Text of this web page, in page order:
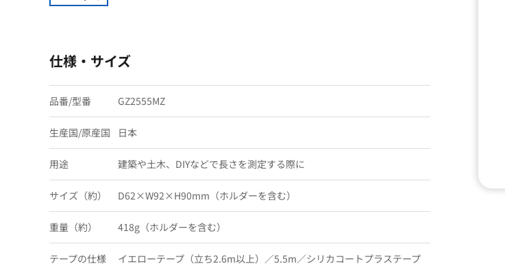
仕様・サイズ
品番/型番 GZ2555MZ
生産国/原産国 日本
用途 建築や土木、DIYなどで長さを測定する際に
サイズ（約） D62×W92×H90mm（ホルダーを含む）
重量（約） 418g（ホルダーを含む）
テープの仕様 イエローテープ（立ち2.6m以上）／5.5m／シリカコートプラステープ